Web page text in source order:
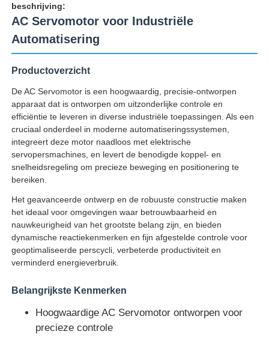
beschrijving:
AC Servomotor voor Industriële
Automatisering
Productoverzicht
De AC Servomotor is een hoogwaardig, precisie-ontworpen
apparaat dat is ontworpen om uitzonderlijke controle en
efficiëntie te leveren in diverse industriële toepassingen. Als een
cruciaal onderdeel in moderne automatiseringssystemen,
integreert deze motor naadloos met elektrische
servopersmachines, en levert de benodigde koppel- en
snelheidsregeling om precieze beweging en positionering te
bereiken.
Het geavanceerde ontwerp en de robuuste constructie maken
het ideaal voor omgevingen waar betrouwbaarheid en
nauwkeurigheid van het grootste belang zijn, en bieden
dynamische reactiekenmerken en fijn afgestelde controle voor
geoptimaliseerde perscycli, verbeterde productiviteit en
verminderd energieverbruik.
Belangrijkste Kenmerken
Hoogwaardige AC Servomotor ontworpen voor
precieze controle